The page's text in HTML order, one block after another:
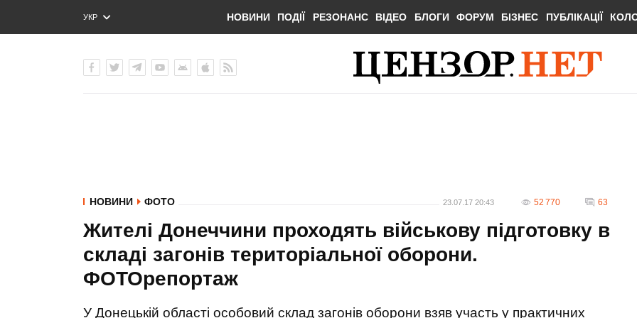
УКР
ENG
НОВИНИ ПОДІЇ РЕЗОНАНС ВІДЕО БЛОГИ ФОРУМ БІЗНЕС ПУБЛІКАЦІЇ
НОВИНИ ФОТО 23.07.17 20:43 52 770 63
Жителі Донеччини проходять військову підготовку в
складі загонів територіальної оборони.
ФОТОрепортаж
У Донецькій області особовий склад загонів оборони взяв участь у практичних